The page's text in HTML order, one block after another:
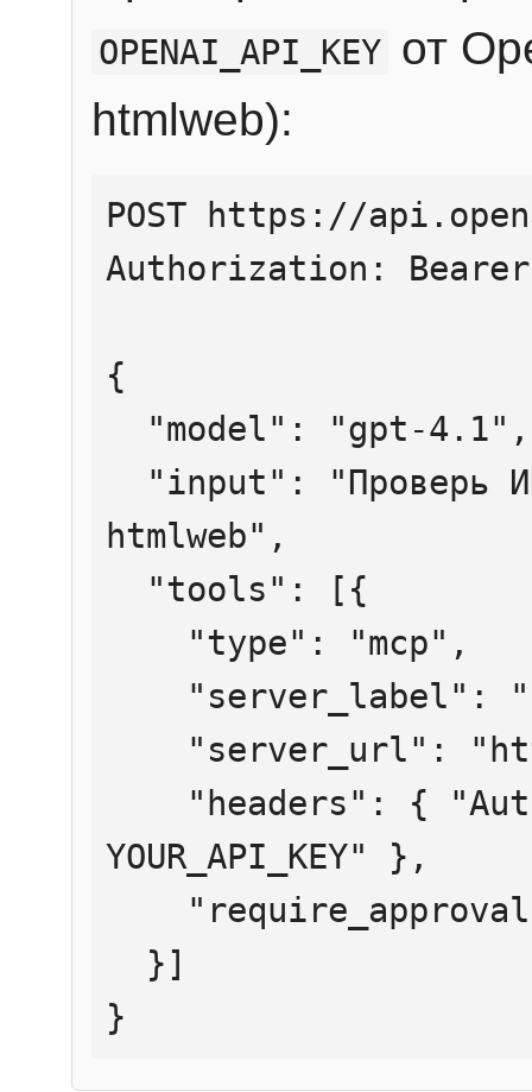
OPENAI_API_KEY от
htmlweb):
POST https://
Authorization:
{
htmlweb",
YOUR_API_KEY" },
}